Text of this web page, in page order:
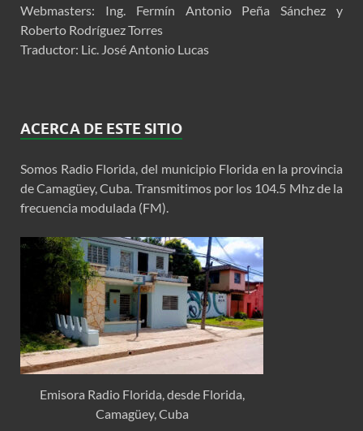
Webmasters: Ing. Fermín Antonio Peña Sánchez y
Roberto Rodríguez Torres
Traductor: Lic. José Antonio Lucas
ACERCA DE ESTE SITIO
Somos Radio Florida, del municipio Florida en la provincia
de Camagüey, Cuba. Transmitimos por los 104.5 Mhz de la
frecuencia modulada (FM).
Emisora Radio Florida, desde Florida,
Camagüey, Cuba